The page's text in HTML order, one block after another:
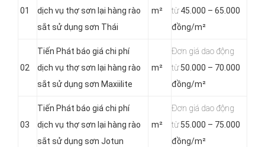
01
dịch vụ thợ sơn lại hàng rào
sắt sử dụng sơn Thái
m²
từ45.000 – 65.000
đồng/m²
02
Tiến Phát báo giá chi phí
dịch vụ thợ sơn lại hàng rào
sắt sử dụng sơn Maxiilite
m²
Đơn giá dao động
từ50.000 – 70.000
đồng/m²
03
Tiến Phát báo giá chi phí
dịch vụ thợ sơn lại hàng rào
sắt sử dụng sơn Jotun
m²
Đơn giá dao động
từ55.000 – 75.000
đồng/m²